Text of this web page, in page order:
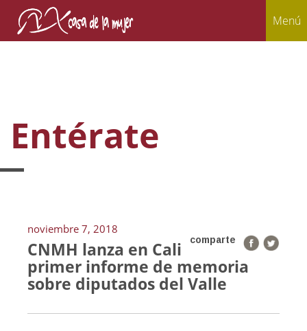
Menú
Entérate
noviembre 7, 2018
comparte
CNMH lanza en Cali
primer informe de memoria
sobre diputados del Valle